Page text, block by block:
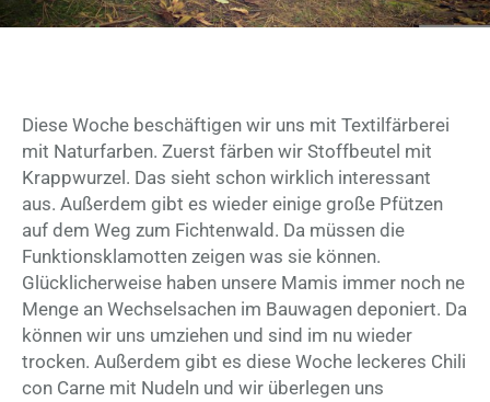
Diese Woche beschäftigen wir uns mit Textilfärberei
mit Naturfarben. Zuerst färben wir Stoffbeutel mit
Krappwurzel. Das sieht schon wirklich interessant
aus. Außerdem gibt es wieder einige große Pfützen
auf dem Weg zum Fichtenwald. Da müssen die
Funktionsklamotten zeigen was sie können.
Glücklicherweise haben unsere Mamis immer noch ne
Menge an Wechselsachen im Bauwagen deponiert. Da
können wir uns umziehen und sind im nu wieder
trocken. Außerdem gibt es diese Woche leckeres Chili
con Carne mit Nudeln und wir überlegen uns